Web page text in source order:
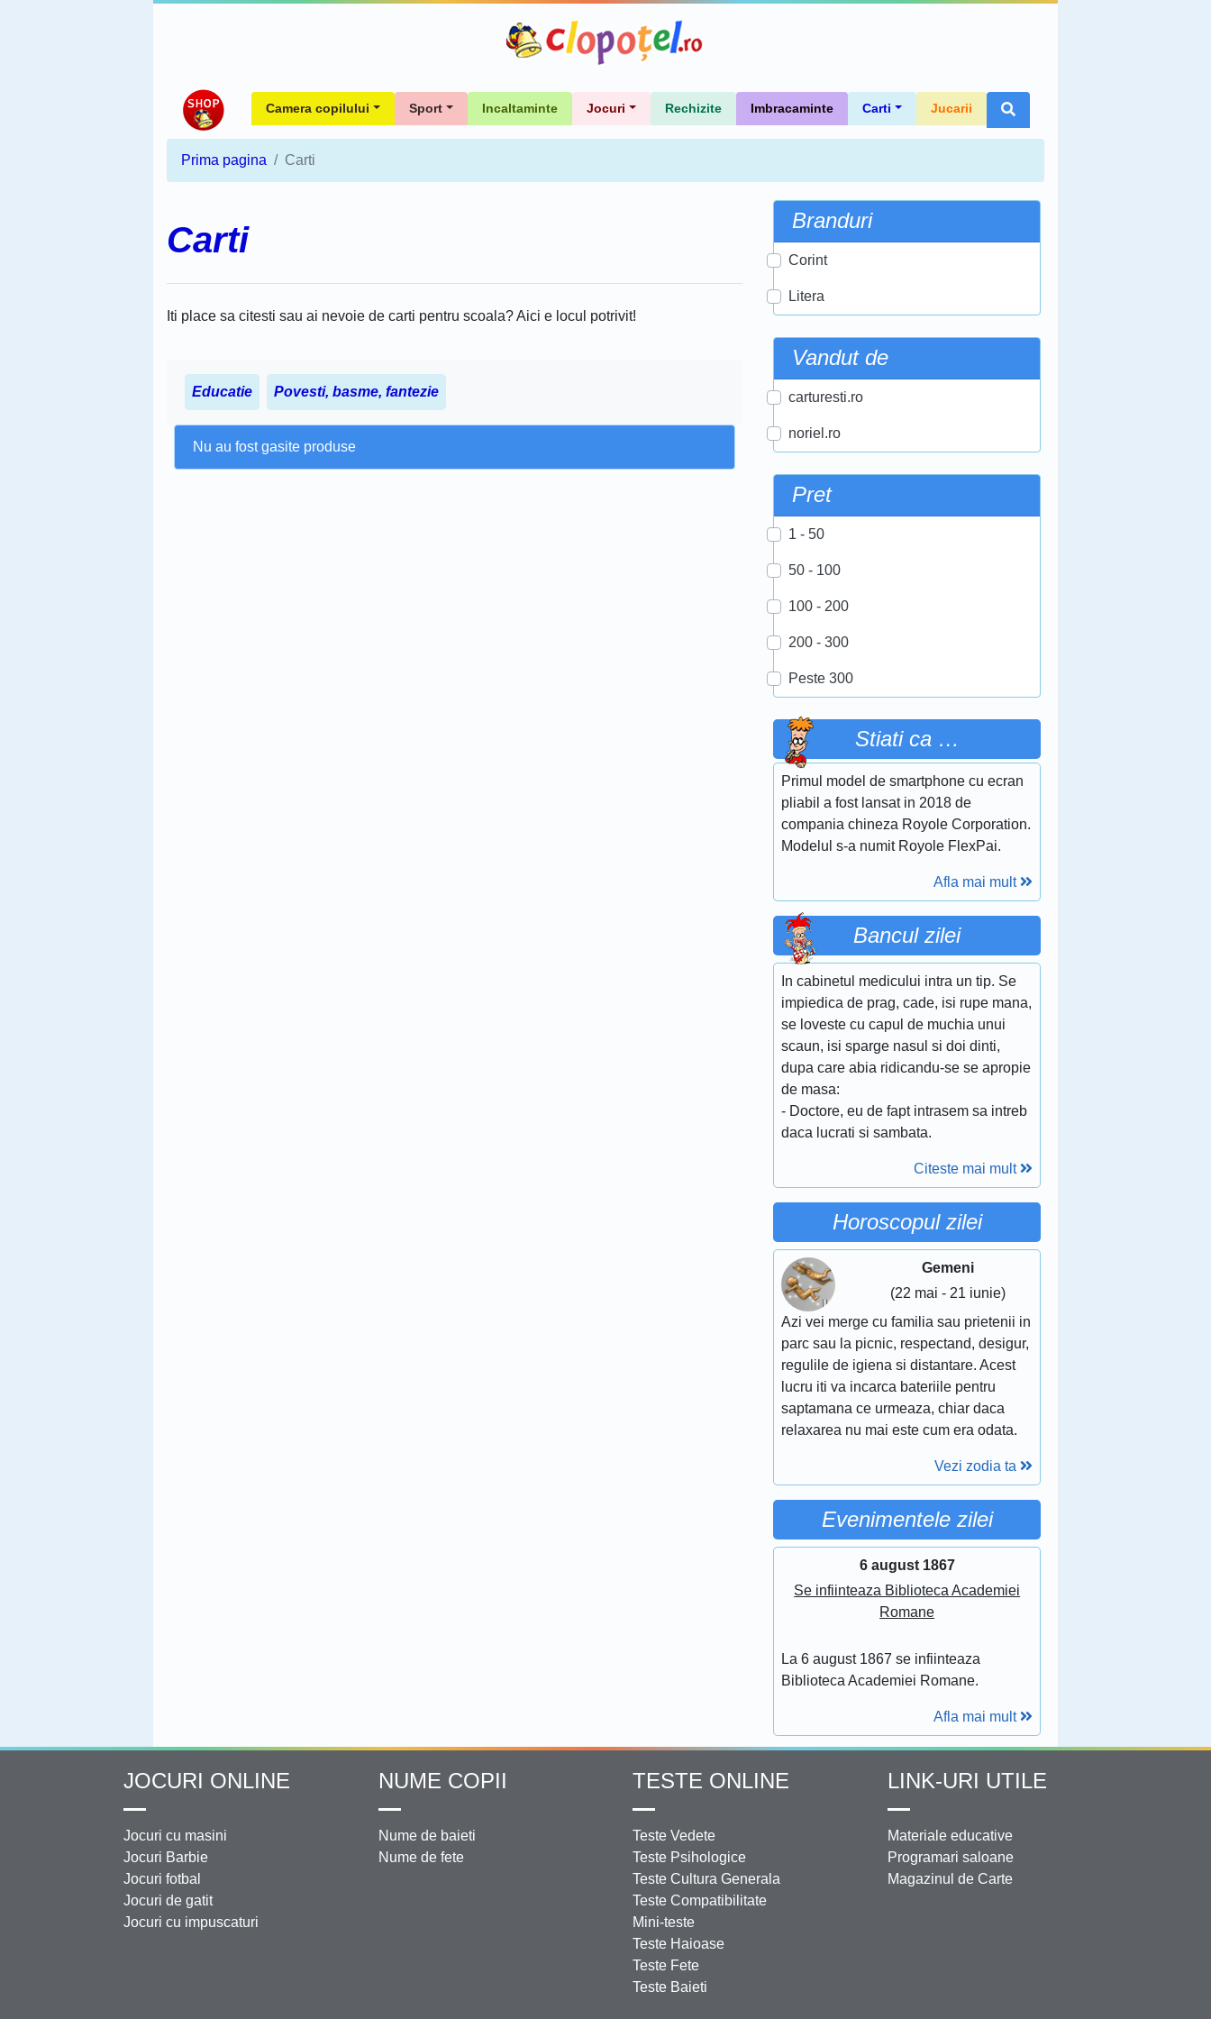
Camera copilului Sport Incaltaminte Jocuri Rechizite Imbracaminte Carti Jucarii
Prima pagina Carti
Carti
Iti place sa citesti sau ai nevoie de carti pentru scoala? Aici e locul potrivit!
Educatie Povesti, basme, fantezie
Nu au fost gasite produse
Branduri
Corint
Litera
Vandut de
carturesti.ro
noriel.ro
Pret
1 - 50
50 - 100
100 - 200
200 - 300
Peste 300
Stiati ca …
Primul model de smartphone cu ecran
pliabil a fost lansat in 2018 de
compania chineza Royole Corporation.
Modelul s-a numit Royole FlexPai.
Afla mai mult
Bancul zilei
In cabinetul medicului intra un tip. Se
impiedica de prag, cade, isi rupe mana,
se loveste cu capul de muchia unui
scaun, isi sparge nasul si doi dinti,
dupa care abia ridicandu-se se apropie
de masa:
- Doctore, eu de fapt intrasem sa intreb
daca lucrati si sambata.
Citeste mai mult
Horoscopul zilei
Gemeni
(22 mai - 21 iunie)
Azi vei merge cu familia sau prietenii in
parc sau la picnic, respectand, desigur,
regulile de igiena si distantare. Acest
lucru iti va incarca bateriile pentru
saptamana ce urmeaza, chiar daca
relaxarea nu mai este cum era odata.
Vezi zodia ta
Evenimentele zilei
6 august 1867
Se infiinteaza Biblioteca Academiei
Romane
La 6 august 1867 se infiinteaza
Biblioteca Academiei Romane.
Afla mai mult
JOCURI ONLINE
Jocuri cu masini
Jocuri Barbie
Jocuri fotbal
Jocuri de gatit
Jocuri cu impuscaturi
NUME COPII
Nume de baieti
Nume de fete
TESTE ONLINE
Teste Vedete
Teste Psihologice
Teste Cultura Generala
Teste Compatibilitate
Mini-teste
Teste Haioase
Teste Fete
Teste Baieti
LINK-URI UTILE
Materiale educative
Programari saloane
Magazinul de Carte